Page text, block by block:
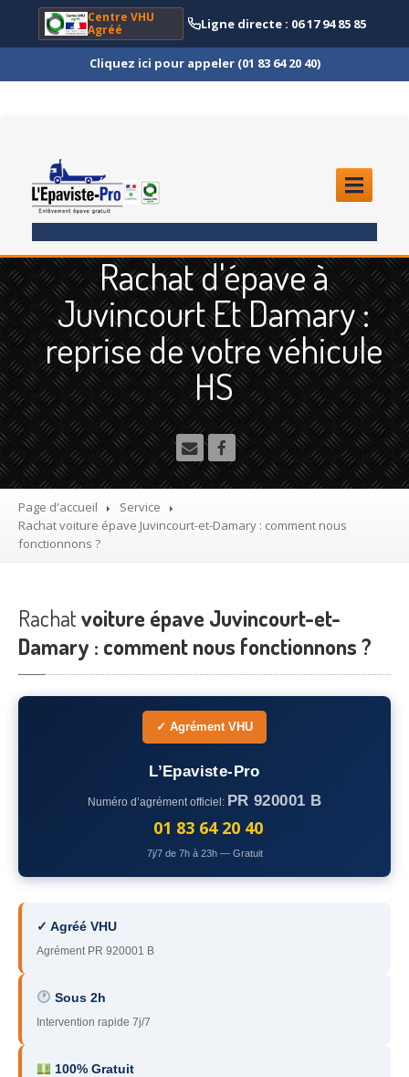
Centre VHU
Agréé
Ligne directe : 06 17 94 85 85
Cliquez ici pour appeler (01 83 64 20 40)
ENLÈVEMENTÉPAVE
Quoi?
Scooteret Moto
Camion
et Poids Lourd
Utilitaire
Démolisseuragrée VHU gratuit
Mettre à la casse sa voiture
Dépollution
Destructionde voiture agréé
EpavisteGratuit
– Seine-et-Marne
92– Hauts-de-Seine
94– Val-de-Marne
91– Essonne
89 – Yonne
Rachat d'épave à
Juvincourt Et Damary :
reprise de votre véhicule
HS
Page d'accueil
Service
Rachatvoiture épave Juvincourt-et-Damary : comment nous
fonctionnons ?
Rachatvoiture épave Juvincourt-et-
Damary : comment nous fonctionnons ?
✓ Agrément VHU
L’Epaviste-Pro
Numéro d’agrément officiel: PR 920001 B
01 83 64 20 40
7j/7 de 7h à 23h — Gratuit
✓ Agréé VHU
Agrément PR 920001 B
Sous 2h
Intervention rapide 7j/7
100% Gratuit